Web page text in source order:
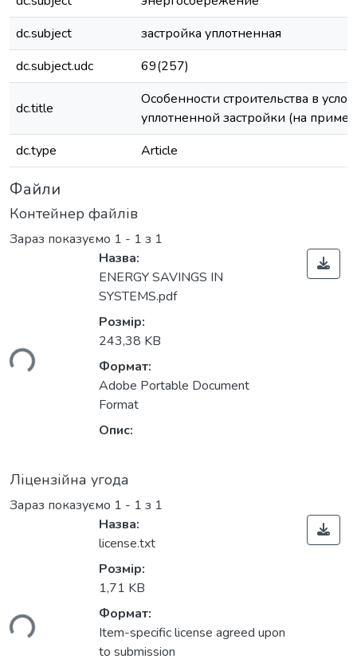
dc.subject
застройка уплотненная
dc.subject.udc
69(257)
dc.title
Особенности строительства в
уплотненной застройки (на
dc.type
Article
Файли
Контейнер файлів
Зараз показуємо 1 - 1 з 1
Назва:
ENERGY SAVINGS IN
SYSTEMS.pdf
Розмір:
243,38 KB
Формат:
Adobe Portable Document
Format
Опис:
Ліцензійна угода
Зараз показуємо 1 - 1 з 1
Назва:
license.txt
Розмір:
1,71 KB
Формат:
Item-specific license agreed upon
to submission